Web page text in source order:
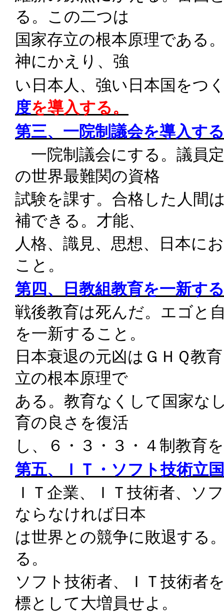
る。この二つは
国家存立の根本原理である
神にかえり、強
い日本人、強い日本国をつ
度を導入する。
第三、一院制議会を導入す
一院制議会にする。議員
の世界最難関の資格
試験を課す。合格した人間
補できる。才能、
人格、識見、思想、日本に
こと。
第四、日教組教育を一新す
戦後教育は死んだ。エゴと
を一新すること。
日本衰退の元凶はＧＨＱ教
立の根本原理で
ある。教育なくして国家な
育の良さを復活
し、６・３・３・４制教育
第五、ＩＴ・ソフト技術立
ＩＴ企業、ＩＴ技術者、ソ
ならなければ日本
は世界との競争に敗退する
る。
ソフト技術者、ＩＴ技術者
標として大増員せよ。